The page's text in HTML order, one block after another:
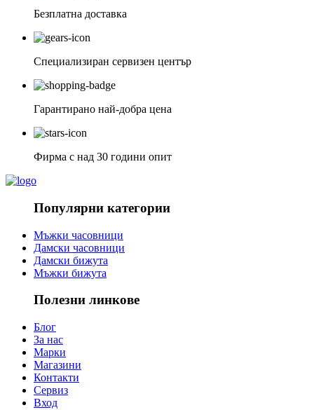
Безплатна доставка
Специализиран сервизен център
Гарантирано най-добра цена
Фирма с над 30 години опит
Популярни категории
Мъжки часовници
Дамски часовници
Дамски бижута
Мъжки бижута
Полезни линкове
Блог
За нас
Марки
Магазини
Контакти
Сервиз
Вход